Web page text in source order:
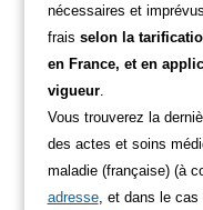
nécessaires et
frais selon la
en France, et en
vigueur.
Vous trouverez la
des actes et soins
maladie (française) (à
adresse, et dans le cas